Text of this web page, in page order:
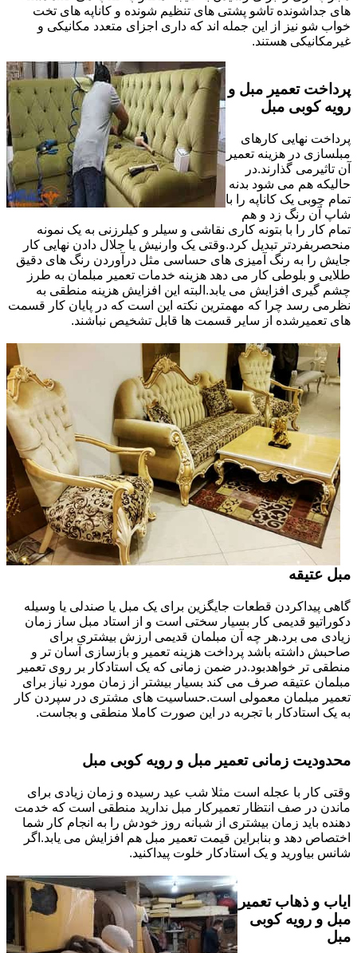
های جداشونده تاشو پشتی های تنظیم شونده و کاناپه های تخت
خواب شو نیز از این جمله اند که داری اجزای متعدد مکانیکی و
غیرمکانیکی هستند.
پرداخت تعمیر مبل و
رویه کوبی مبل
پرداخت نهایی کارهای
مبلسازی در هزینه تعمیر
آن تاثیرمی گذارند.در
حالیکه هم می شود بدنه
تمام چوبی یک کاناپه را با
شاپ آن رنگ زد و هم
تمام کار را با بتونه کاری نقاشی و سیلر و کیلرزنی به یک نمونه
منحصربفردتر تبدیل کرد.وقتی یک وارنیش یا جلال دادن نهایی کار
جایش را به رنگ آمیزی های حساسی مثل درآوردن رنگ های دقیق
طلایی و بلوطی کار می دهد هزینه خدمات تعمیر مبلمان به طرز
چشم گیری افزایش می یابد.البته این افزایش هزینه منطقی به
نظرمی رسد چرا که مهمترین نکته این است که در پایان کار قسمت
های تعمیرشده از سایر قسمت ها قابل تشخیص نباشند.
مبل عتیقه
گاهی پیداکردن قطعات جایگزین برای یک مبل یا صندلی یا وسیله
دکوراتیو قدیمی کار بسیار سختی است و از استاد مبل ساز زمان
زیادی می برد.هر چه آن مبلمان قدیمی ارزش بیشتری برای
صاحبش داشته باشد پرداخت هزینه تعمیر و بازسازی آسان تر و
منطقی تر خواهدبود.در ضمن زمانی که یک استادکار بر روی تعمیر
مبلمان عتیقه صرف می کند بسیار بیشتر از زمان مورد نیاز برای
تعمیر مبلمان معمولی است.حساسیت های مشتری در سپردن کار
به یک استادکار با تجربه در این صورت کاملا منطقی و بجاست.
محدودیت زمانی تعمیر مبل و رویه کوبی مبل
وقتی کار با عجله است مثلا شب عید رسیده و زمان زیادی برای
ماندن در صف انتظار تعمیرکار مبل ندارید منطقی است که خدمت
دهنده باید زمان بیشتری از شبانه روز خودش را به انجام کار شما
اختصاص دهد و بنابراین قیمت تعمیر مبل هم افزایش می یابد.اگر
شانس بیاورید و یک استادکار خلوت پیداکنید.
ایاب و ذهاب تعمیر
مبل و رویه کوبی
مبل